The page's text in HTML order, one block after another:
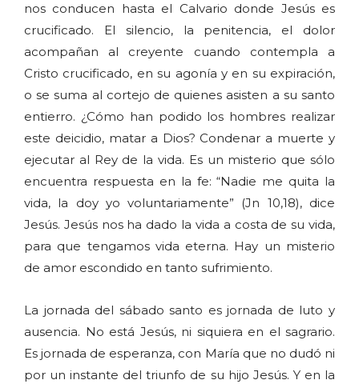
nos conducen hasta el Calvario donde Jesús es
crucificado. El silencio, la penitencia, el dolor
acompañan al creyente cuando contempla a
Cristo crucificado, en su agonía y en su expiración,
o se suma al cortejo de quienes asisten a su santo
entierro. ¿Cómo han podido los hombres realizar
este deicidio, matar a Dios? Condenar a muerte y
ejecutar al Rey de la vida. Es un misterio que sólo
encuentra respuesta en la fe: “Nadie me quita la
vida, la doy yo voluntariamente” (Jn 10,18), dice
Jesús. Jesús nos ha dado la vida a costa de su vida,
para que tengamos vida eterna. Hay un misterio
de amor escondido en tanto sufrimiento.
La jornada del sábado santo es jornada de luto y
ausencia. No está Jesús, ni siquiera en el sagrario.
Es jornada de esperanza, con María que no dudó ni
por un instante del triunfo de su hijo Jesús. Y en la